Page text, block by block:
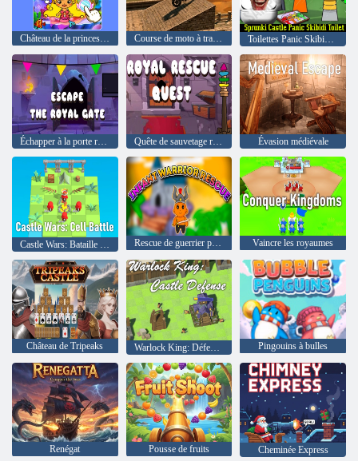
Château de la princesse sirène Avater Course de moto à travers les ruines Toilettes Panic Skibidi du château de Sprunki
Échapper à la porte royale Quête de sauvetage royal Évasion médiévale
Rescue de guerrier pour nourrissons Vaincre les royaumes
Château de Tripeaks Warlock King: Défense du château Pingouins à bulles
Renégat Pousse de fruits Cheminée Express